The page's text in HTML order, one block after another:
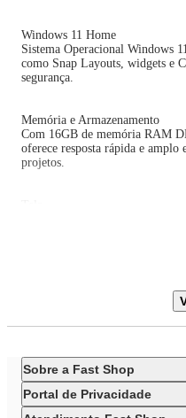
Windows 11 Home
Sistema Operacional Windows
como Snap Layouts, widgets e
segurança.
Memória e Armazenamento
Com 16GB de memória RAM
oferece resposta rápida e amplo
projetos.
A webcam FHD com sensor IR
segurança e qualidade nas
Bateria de Longa Duração com
Com bateria de 60Wh e
até 2 horas de uso com apenas
Sobre a Fast Shop
Portal de Privacidade